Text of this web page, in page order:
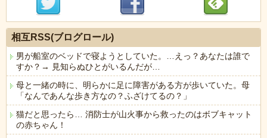
相互RSS(ブログロール)
男が船室のベッドで寝ようとしていた。…えっ？あなたは誰で
すか？→ 見知らぬひとがいるんだが…
母と一緒の時に、明らかに足に障害がある方が歩いていた。母
「なんであんな歩き方なの？ふざけてるの？」
猫だと思ったら… 消防士が山火事から救ったのはボブキャット
の赤ちゃん！